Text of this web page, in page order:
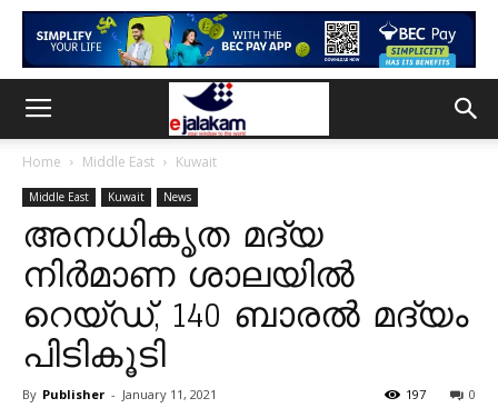
Home Middle East Kuwait
Middle East Kuwait News
അനധികൃത മദ്യ
നിർമാണ ശാലയിൽ
റെയ്ഡ്, 140 ബാരൽ മദ്യം
പിടികൂടി
By Publisher - January 11, 2021 0
197